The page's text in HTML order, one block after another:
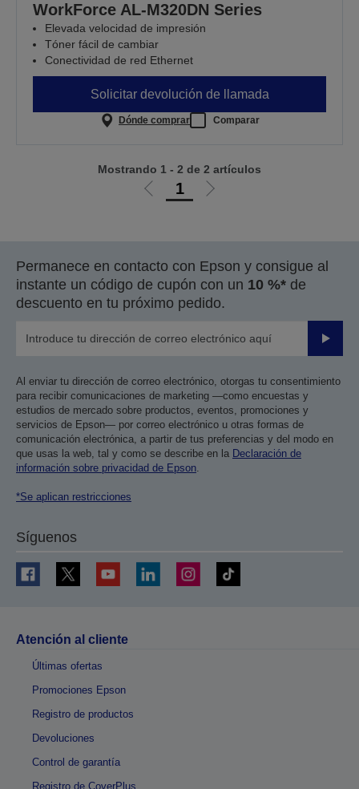
WorkForce AL-M320DN Series
Elevada velocidad de impresión
Tóner fácil de cambiar
Conectividad de red Ethernet
Solicitar devolución de llamada
Dónde comprar Comparar
Ir
anterior
1
Ir
siguiente
Mostrando 1 - 2 de 2 artículos
Permanece en contacto con Epson y consigue al
instante un código de cupón con un 10 %* de
descuento en tu próximo pedido.
Enviar
Al enviar tu dirección de correo electrónico, otorgas tu consentimiento
para recibir comunicaciones de marketing —como encuestas y
estudios de mercado sobre productos, eventos, promociones y
servicios de Epson— por correo electrónico u otras formas de
comunicación electrónica, a partir de tus preferencias y del modo en
que usas la web, tal y como se describe en la Declaración de
información sobre privacidad de Epson.
*Se aplican restricciones
Síguenos
Atención al cliente
Últimas ofertas
Promociones Epson
Registro de productos
Devoluciones
Control de garantía
Registro de CoverPlus